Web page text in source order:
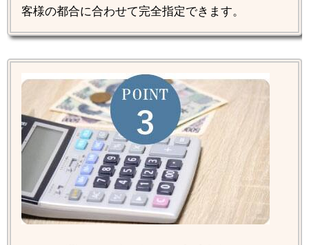
客様の都合に合わせて完全指定できます。